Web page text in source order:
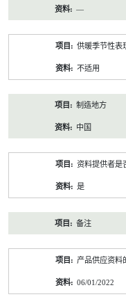
—
供暖季节性表
不适用
制造地方
中国
资料提供者是
是
备注
产品供应资料
06/01/2022